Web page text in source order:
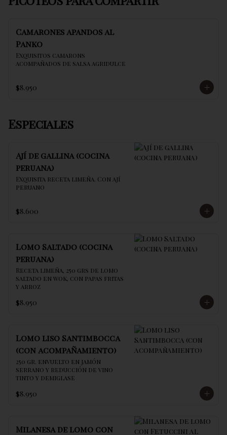
Camarones apandos al
Panko
Exquisitos camarons
acompañados de salsa agridulce
$8.950
Especiales
Ají de gallina (cocina
peruana)
Exquisita receta limeña. Con ají
peruano
$8.600
Lomo Saltado (cocina
peruana)
Receta limeña, 250 grs de lomo
saltado en wok, con papas fritas
y arroz
$8.950
Lomo liso Santimbocca
(con acompañamiento)
250 gr. envuelto en jamón
serrano y reducción de vino
tinto y demiglase
$8.950
Milanesa de lomo con